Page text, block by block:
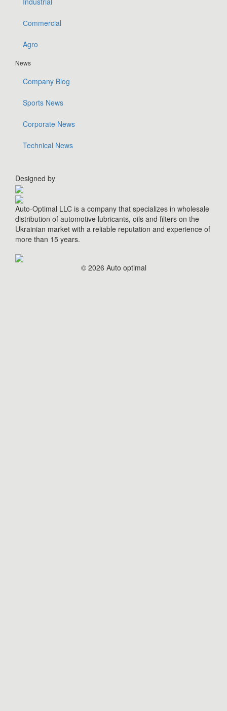
Сommercial
Agro
News
Company Blog
Sports News
Corporate News
Technical News
Designed by
Auto-Optimal LLC is a company that specializes in wholesale
distribution of automotive lubricants, oils and filters on the
Ukrainian market with a reliable reputation and experience of
more than 15 years.
© 2026 Auto optimal